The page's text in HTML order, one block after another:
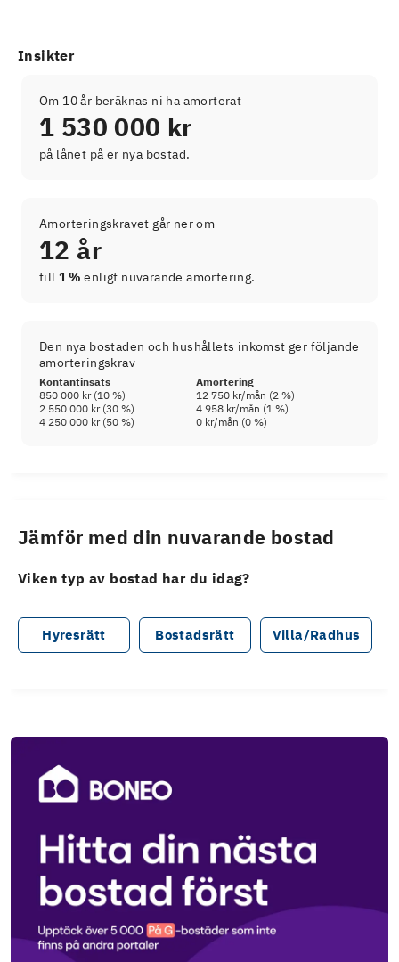
Insikter
Om 10 år beräknas ni ha amorterat
1 530 000 kr
på lånet på er nya bostad.
Amorteringskravet går ner om
12 år
till 1 % enligt nuvarande amortering.
Den nya bostaden och hushållets inkomst ger följande
amorteringskrav
Kontantinsats
Amortering
850 000 kr(10 %) 12 750 kr/mån (2 %)
2 550 000 kr(30 %) 4 958 kr/mån (1 %)
4 250 000 kr(50 %) 0 kr/mån (0 %)
Jämför med din nuvarande bostad
Viken typ av bostad har du idag?
Hyresrätt Bostadsrätt Villa/Radhus